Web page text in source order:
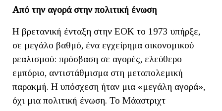
Από την αγορά στην πολιτική ένωση
Η βρετανική ένταξη στην ΕΟΚ το 1973 υπήρξε,
σε μεγάλο βαθμό, ένα εγχείρημα οικονομικού
ρεαλισμού: πρόσβαση σε αγορές, ελεύθερο
εμπόριο, αντιστάθμισμα στη μεταπολεμική
παρακμή. Η υπόσχεση ήταν μια «μεγάλη αγορά»,
όχι μια πολιτική ένωση. Το Μάαστριχτ